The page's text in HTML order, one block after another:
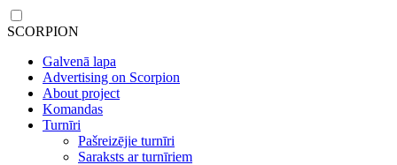
SCORPION
Galvenā lapa
Advertising on Scorpion
About project
Komandas
Turnīri
Pašreizējie turnīri
Saraksts ar turnīriem